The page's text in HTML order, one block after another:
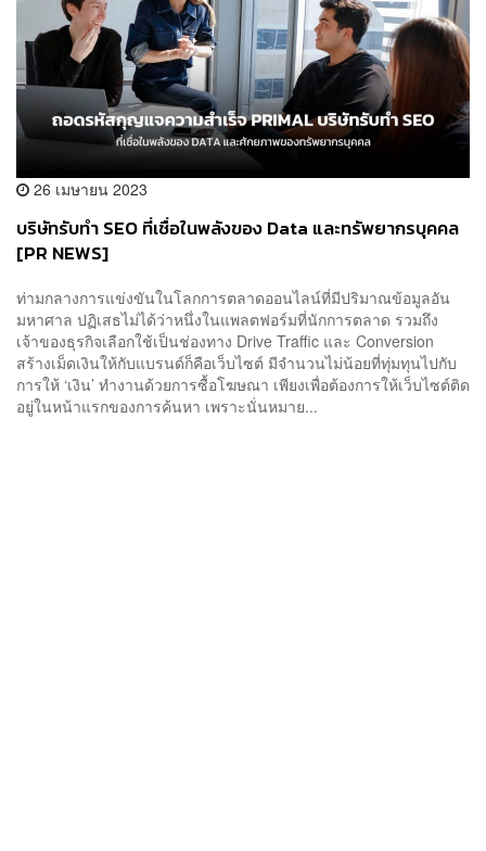
26 เมษายน 2023
บริษัทรับทำ SEO ที่เชื่อในพลังของ Data และทรัพยากรบุคคล
[PR NEWS]
ท่ามกลางการแข่งขันในโลกการตลาดออนไลน์ที่มีปริมาณข้อมูลอัน
มหาศาล ปฏิเสธไม่ได้ว่าหนึ่งในแพลตฟอร์มที่นักการตลาด รวมถึง
เจ้าของธุรกิจเลือกใช้เป็นช่องทาง Drive Traffic และ Conversion
สร้างเม็ดเงินให้กับแบรนด์ก็คือเว็บไซต์ มีจำนวนไม่น้อยที่ทุ่มทุนไปกับ
การให้ ‘เงิน’ ทำงานด้วยการซื้อโฆษณา เพียงเพื่อต้องการให้เว็บไซต์ติด
อยู่ในหน้าแรกของการค้นหา เพราะนั่นหมาย...